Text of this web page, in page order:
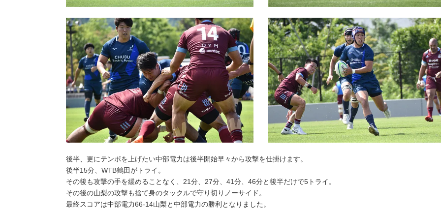
後半、更にテンポを上げたい中部電力は後半開始早々から攻撃を仕掛けます。
後半15分、WTB鶴田がトライ。
その後も攻撃の手を緩めることなく、21分、27分、41分、46分と後半だけで5トライ。
その後の山梨の攻撃も捨て身のタックルで守り切りノーサイド。
最終スコアは中部電力66-14山梨と中部電力の勝利となりました。